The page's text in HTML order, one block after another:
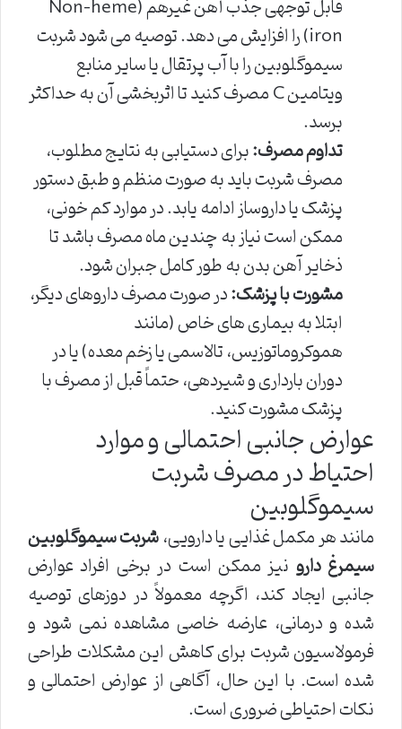
قابل توجهی جذب آهن غیرهم (Non-heme
iron) را افزایش می دهد. توصیه می شود شربت
سیموگلوبین را با آب پرتقال یا سایر منابع
ویتامین C مصرف کنید تا اثربخشی آن به حداکثر
برسد.
تداوم مصرف:برای دستیابی به نتایج مطلوب،
مصرف شربت باید به صورت منظم و طبق دستور
پزشک یا داروساز ادامه یابد. در موارد کم خونی،
ممکن است نیاز به چندین ماه مصرف باشد تا
ذخایر آهن بدن به طور کامل جبران شود.
مشورت با پزشک:در صورت مصرف داروهای دیگر،
ابتلا به بیماری های خاص (مانند
هموکروماتوزیس، تالاسمی یا زخم معده) یا در
دوران بارداری و شیردهی، حتماً قبل از مصرف با
پزشک مشورت کنید.
عوارض جانبی احتمالی و موارد
احتیاط در مصرف شربت
سیموگلوبین
مانند هر مکمل غذایی یا دارویی،شربت سیموگلوبین
سیمرغ دارو نیز ممکن است در برخی افراد عوارض
جانبی ایجاد کند، اگرچه معمولاً در دوزهای توصیه
شده و درمانی، عارضه خاصی مشاهده نمی شود و
فرمولاسیون شربت برای کاهش این مشکلات طراحی
شده است. با این حال، آگاهی از عوارض احتمالی و
نکات احتیاطی ضروری است.